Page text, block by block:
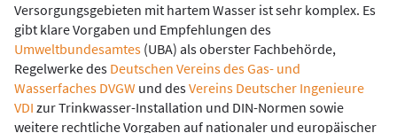
Versorgungsgebieten mit hartem Wasser ist sehr komplex. Es
gibt klare Vorgaben und Empfehlungen des
Umweltbundesamtes (UBA) als oberster Fachbehörde,
Regelwerke des Deutschen Vereins des Gas- und
Wasserfaches DVGW und desVereins Deutscher Ingenieure
VDI zur Trinkwasser-­Installation und DIN-Normen sowie
weitere rechtliche Vorgaben auf nationaler und europäischer